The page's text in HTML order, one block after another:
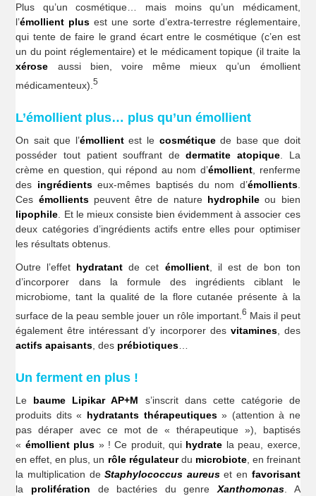
Plus qu’un cosmétique… mais moins qu’un médicament,
l’émollient plus est une sorte d’extra-terrestre réglementaire,
qui tente de faire le grand écart entre le cosmétique (c’en est
un du point réglementaire) et le médicament topique (il traite la
xérose aussi bien, voire même mieux qu’un émollient
médicamenteux).5
L’émollient plus… plus qu’un émollient
On sait que l’émollientest le cosmétiquede base que doit
posséder tout patient souffrant dedermatite atopique. La
crème en question, qui répond au nom d’émollient, renferme
des ingrédientseux-mêmes baptisés du nom d’émollients.
Ces émollientspeuvent être de nature hydrophile ou bien
lipophile. Et le mieux consiste bien évidemment à associer ces
deux catégories d’ingrédients actifs entre elles pour optimiser
les résultats obtenus.
Outre l’effet hydratant de cet émollient, il est de bon ton
d’incorporer dans la formule des ingrédients ciblant le
microbiome, tant la qualité de la flore cutanée présente à la
surface de la peau semble jouer un rôle important. 6 Mais il peut
également être intéressant d’y incorporer des vitamines, des
actifs apaisants , des prébiotiques
Un ferment en plus !
Le baume Lipikar AP+M s’inscrit dans cette catégorie de
produits dits « hydratants thérapeutiques» (attention à ne
pas déraper avec ce mot de « thérapeutique »), baptisés
« émollient plus » ! Ce produit, qui hydrate la peau, exerce,
en effet, en plus, un rôle régulateurdu microbiote, en freinant
la multiplication deStaphylococcus aureuset en favorisant
la prolifération de bactéries du genreXanthomonas. A